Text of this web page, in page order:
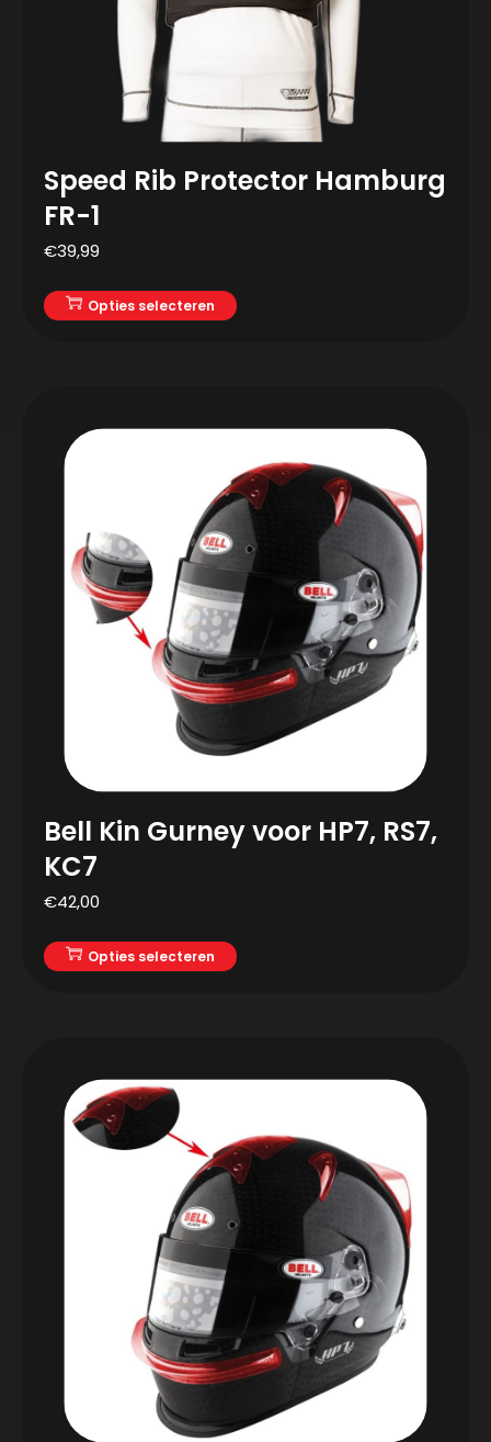
Speed Rib Protector Hamburg
FR-1
€39,99
Opties selecteren
Bell Kin Gurney voor HP7, RS7,
KC7
€42,00
Opties selecteren